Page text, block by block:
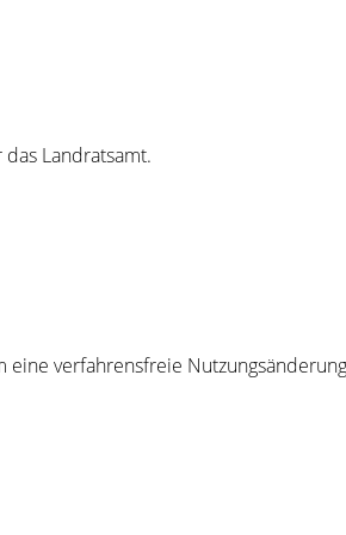
Landratsamt.
eine verfahrensfreie